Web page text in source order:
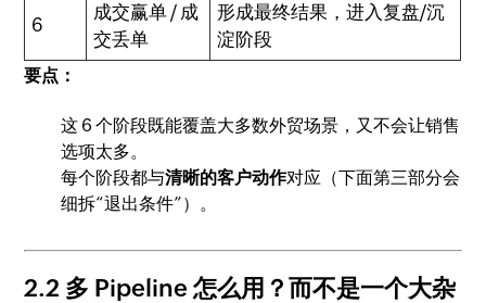
6
成交赢单 / 成
交丢单
形成最终结果，进入复盘/沉
淀阶段
要点：
这 6 个阶段既能覆盖大多数外贸场景，又不会让销售
选项太多。
每个阶段都与清晰的客户动作对应（下面第三部分会
细拆“退出条件”）。
2.2 多 Pipeline 怎么用？而不是一个大杂